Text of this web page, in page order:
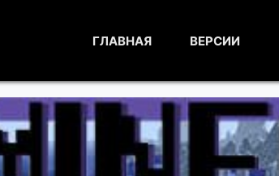
ГЛАВНАЯ ВЕРСИИ